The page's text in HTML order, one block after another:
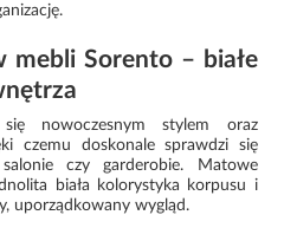
mebli Sorento – białe
nowoczesnym stylem oraz
czemu doskonale sprawdzi się
czy garderobie. Matowe
biała kolorystyka korpusu i
uporządkowany wygląd.